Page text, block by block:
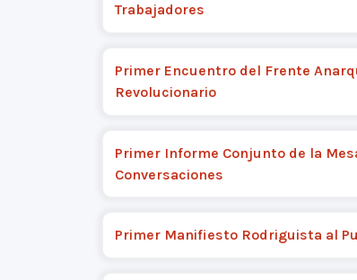
Trabajadores
Primer Encuentro del Frente
Revolucionario
Primer Informe Conjunto de la
Conversaciones
Primer Manifiesto Rodriguista al